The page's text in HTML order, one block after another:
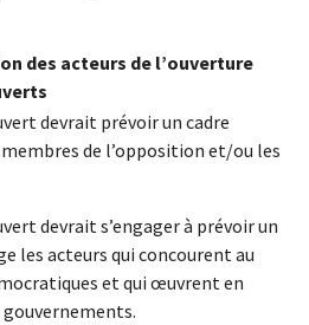
des acteurs de l’ouverture
devrait prévoir un cadre
de l’opposition et/ou les
devrait s’engager à prévoir un
les acteurs qui concourent au
et qui œuvrent en
gouvernements.